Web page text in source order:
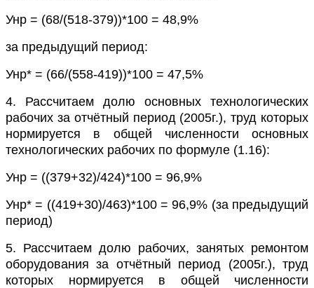
Унр = (68/(518-379))*100 = 48,9%
за предыдущий период:
Унр* = (66/(558-419))*100 = 47,5%
4. Рассчитаем долю основных технологических
рабочих за отчётный период (2005г.), труд которых
нормируется в общей численности основных
технологических рабочих по формуле (1.16):
Унр = ((379+32)/424)*100 = 96,9%
Унр* = ((419+30)/463)*100 = 96,9% (за предыдущий
период)
5. Рассчитаем долю рабочих, занятых ремонтом
оборудования за отчётный период (2005г.), труд
которых нормируется в общей численности